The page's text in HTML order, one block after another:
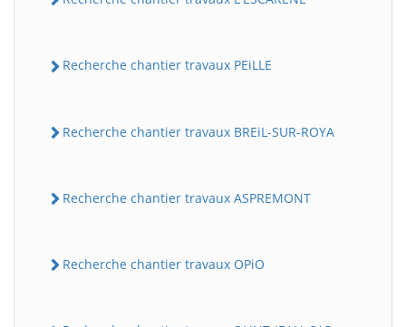
Recherche chantier travaux PEiLLE
Recherche chantier travaux BREiL-SUR-ROYA
Recherche chantier travaux ASPREMONT
Recherche chantier travaux OPiO